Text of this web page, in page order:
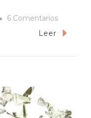
6 ComentariosEn
Vivir
Leer